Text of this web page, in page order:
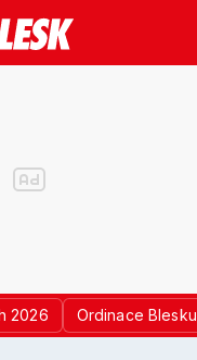
2026 Ordinace Blesku